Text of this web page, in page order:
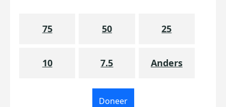
75 50 25
10 7.5 Anders
Doneer